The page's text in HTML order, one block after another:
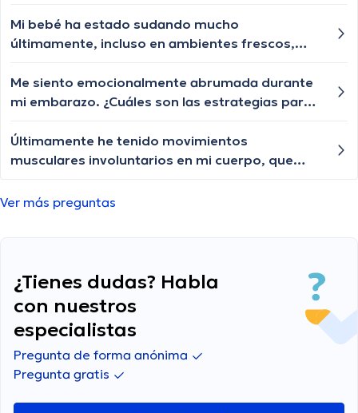
Mi bebé ha estado sudando mucho
últimamente, incluso en ambientes frescos,
síntoma de algo?
Me siento emocionalmente abrumada durante
mi embarazo. ¿Cuáles son las estrategias para
Últimamente he tenido movimientos
musculares involuntarios en mi cuerpo, que
Ver más preguntas
¿Tienes dudas? Habla
con nuestros
especialistas
Pregunta de forma anónima
Pregunta gratis